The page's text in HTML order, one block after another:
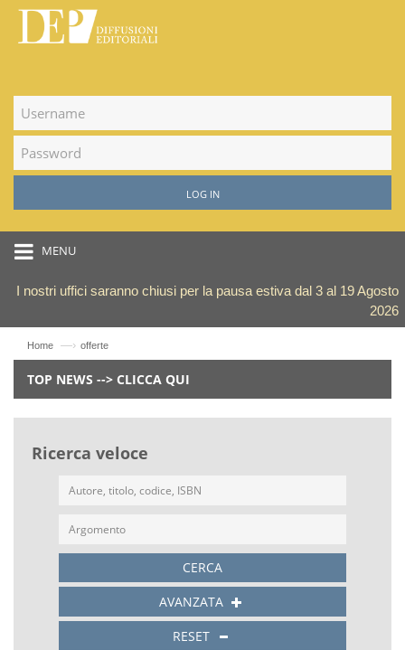
LOG IN
MENU
I nostri uffici saranno chiusi per la pausa estiva dal 3 al 19 Agosto
2026
Home —› offerte
TOP NEWS --> CLICCA QUI
Ricerca veloce
CERCA
AVANZATA
RESET